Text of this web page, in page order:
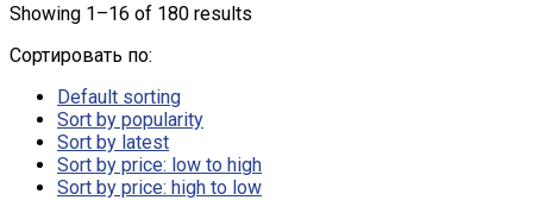
Showing 1–16 of 180 results
Сортировать по:
Default sorting
Sort by popularity
Sort by latest
Sort by price: low to high
Sort by price: high to low